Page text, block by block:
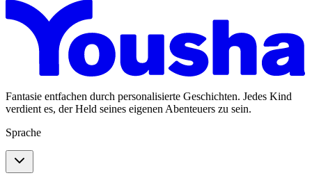
Fantasie entfachen durch personalisierte Geschichten. Jedes Kind
verdient es, der Held seines eigenen Abenteuers zu sein.
Sprache